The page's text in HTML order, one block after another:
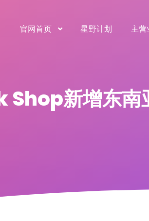
官网首页 星野计划 主营
新增东南